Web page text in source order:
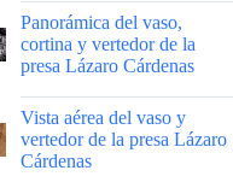
|
Panorámica del vaso,
cortina y vertedor de la
presa Lázaro Cárdenas
|
Vista aérea del vaso y
vertedor de la presa Lázaro
Cárdenas